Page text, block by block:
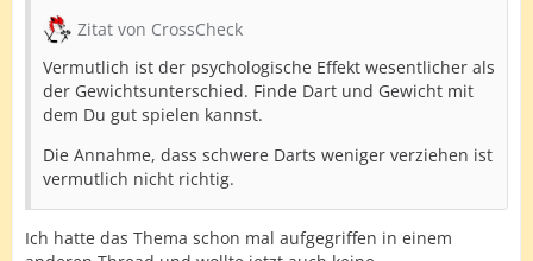
Zitat von CrossCheck
Vermutlich ist der psychologische Effekt wesentlicher als
der Gewichtsunterschied. Finde Dart und Gewicht mit
dem Du gut spielen kannst.
Die Annahme, dass schwere Darts weniger verziehen ist
vermutlich nicht richtig.
Ich hatte das Thema schon mal aufgegriffen in einem